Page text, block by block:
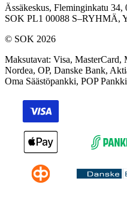
Ässäkeskus, Fleminginkatu 34,
SOK PL1 00088 S–RYHMÄ,
© SOK 2026
Maksutavat: Visa, MasterCard,
Nordea, OP, Danske Bank,
Oma Säästöpankki, POP